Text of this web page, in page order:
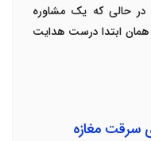
در حالی که یک مشاوره
همان ابتدا درست هدایت
سرقت مغازه